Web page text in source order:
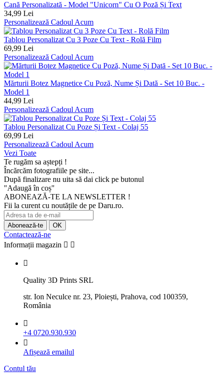
Cană Personalizată - Model "Unicorn" Cu O Poză Și Text
34,99 Lei
Personalizează Cadoul Acum
Tablou Personalizat Cu 3 Poze Cu Text - Rolă Film
69,99 Lei
Personalizează Cadoul Acum
Mărturii Botez Magnetice Cu Poză, Nume Și Dată - Set 10 Buc. -
Model 1
44,99 Lei
Personalizează Cadoul Acum
Tablou Personalizat Cu Poze Și Text - Colaj 55
69,99 Lei
Personalizează Cadoul Acum
Vezi Toate
Te rugăm sa aștepți !
Încărcăm fotografiile pe site...
După finalizare nu uita să dai click pe butonul
"Adaugă în coș"
ABONEAZĂ-TE LA NEWSLETTER !
Fii la curent cu noutățile de pe Daru.ro.
Contactează-ne
Informații magazin  

Quality 3D Prints SRL
str. Ion Neculce nr. 23, Ploiești, Prahova, cod 100359,
România

+4 0720.930.930

Afișează emailul
Contul tău